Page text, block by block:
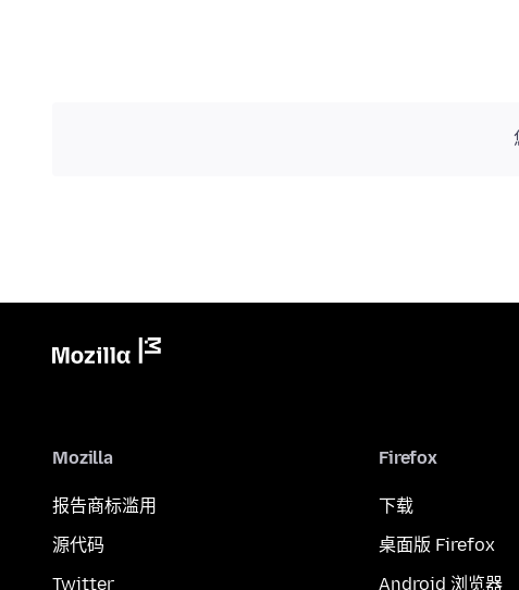
Mozilla
报告商标滥用
源代码
Twitter
Firefox
下载
桌面版 Firefox
Android 浏览器